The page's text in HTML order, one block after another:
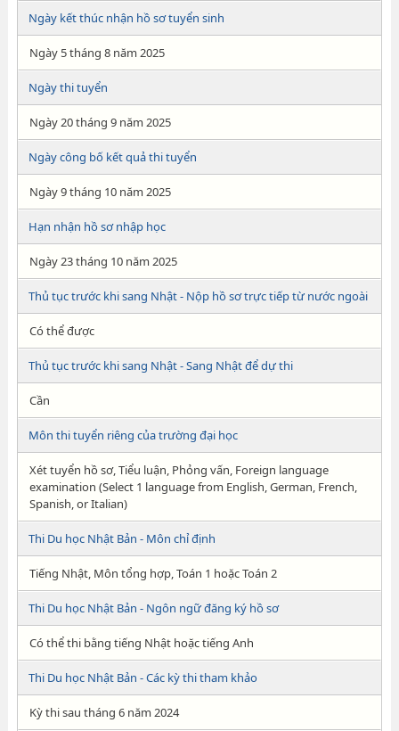
Ngày kết thúc nhận hồ sơ tuyển sinh
Ngày 5 tháng 8 năm 2025
Ngày thi tuyển
Ngày 20 tháng 9 năm 2025
Ngày công bố kết quả thi tuyển
Ngày 9 tháng 10 năm 2025
Hạn nhận hồ sơ nhập học
Ngày 23 tháng 10 năm 2025
Thủ tục trước khi sang Nhật - Nộp hồ sơ trực tiếp từ nước ngoài
Có thể được
Thủ tục trước khi sang Nhật - Sang Nhật để dự thi
Cần
Môn thi tuyển riêng của trường đại học
Xét tuyển hồ sơ, Tiểu luận, Phỏng vấn, Foreign language
examination (Select 1 language from English, German, French,
Spanish, or Italian)
Thi Du học Nhật Bản - Môn chỉ định
Tiếng Nhật, Môn tổng hợp, Toán 1 hoặc Toán 2
Thi Du học Nhật Bản - Ngôn ngữ đăng ký hồ sơ
Có thể thi bằng tiếng Nhật hoặc tiếng Anh
Thi Du học Nhật Bản - Các kỳ thi tham khảo
Kỳ thi sau tháng 6 năm 2024